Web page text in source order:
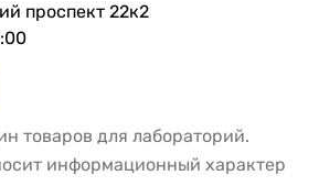
проспект 22к2
товаров для лабораторий.
информационный характер